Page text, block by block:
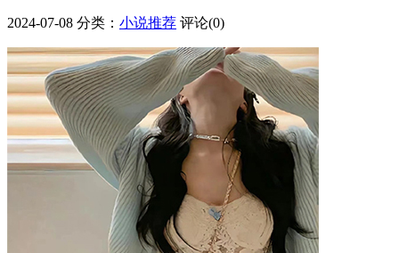
2024-07-08 分类： 小说推荐 评论(0)